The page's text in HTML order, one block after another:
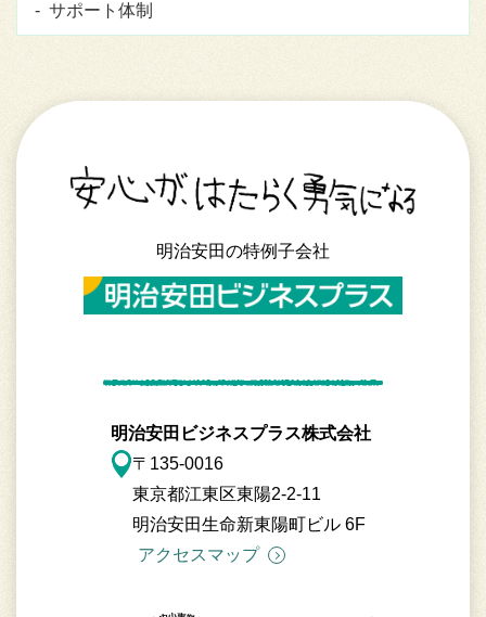
サポート体制
明治安田の特例子会社
明治安田ビジネスプラス株式会社
〒135-0016
東京都江東区東陽2-2-11
明治安田生命新東陽町ビル 6F
アクセスマップ